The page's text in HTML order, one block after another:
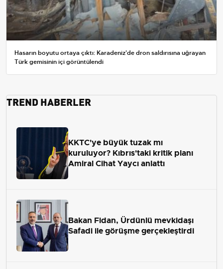
Hasarın boyutu ortaya çıktı: Karadeniz'de dron saldırısına uğrayan
Türk gemisinin içi görüntülendi
TREND HABERLER
KKTC'ye büyük tuzak mı
kuruluyor? Kıbrıs'taki kritik planı
Amiral Cihat Yaycı anlattı
Bakan Fidan, Ürdünlü mevkidaşı
Safadi ile görüşme gerçekleştirdi